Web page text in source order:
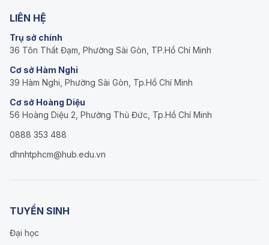
LIÊN HỆ
Trụ sở chính
36 Tôn Thất Đạm, Phường Sài Gòn, TP.Hồ Chí Minh
Cơ sở Hàm Nghi
39 Hàm Nghi, Phường Sài Gòn, Tp.Hồ Chí Minh
Cơ sở Hoàng Diệu
56 Hoàng Diệu 2, Phường Thủ Đức, Tp.Hồ Chí Minh
0888 353 488
dhnhtphcm@hub.edu.vn
TUYỂN SINH
Đại học